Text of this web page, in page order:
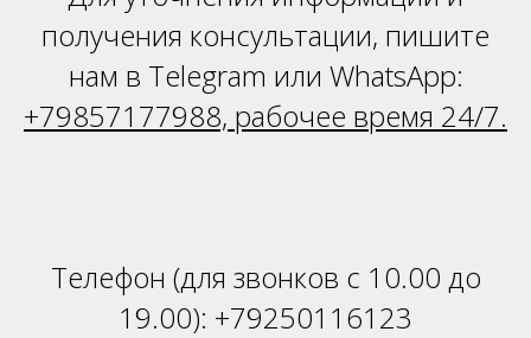
получения консультации, пишите
нам в Telegram или WhatsApp:
+79857177988, рабочее время 24/7.
Телефон (для звонков с 10.00 до
19.00): +79250116123